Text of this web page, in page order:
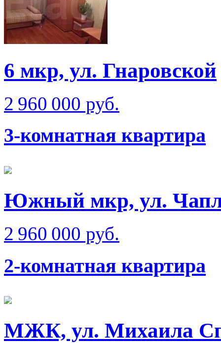
6 мкр, ул. Гнаровской
2 960 000 руб.
3-комнатная квартира
Южный мкр, ул.
2 960 000 руб.
2-комнатная квартира
МЖК, ул. Михаила